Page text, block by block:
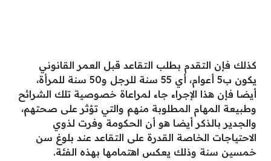
كذلك فإن التقدم بطلب التقاعد قبل العمر القانوني
يكون ب5 أعوام، أي 55 سنة للرجل و50 سنة للمرأة،
أيضا فإن هذا الإجراء جاء لمراعاة خصوصية تلك الشرائح
وطبيعة المهام المطلوبة منهم والتي تؤثر على صحتهم،
والجدير بالذكر أيضا هو أن الحكومة وفرت لذوي
الاحتياجات الخاصة القدرة على التقاعد عند بلوغ سن
خمسين سنة وذلك يعكس اهتمامها بهذه الفئة.